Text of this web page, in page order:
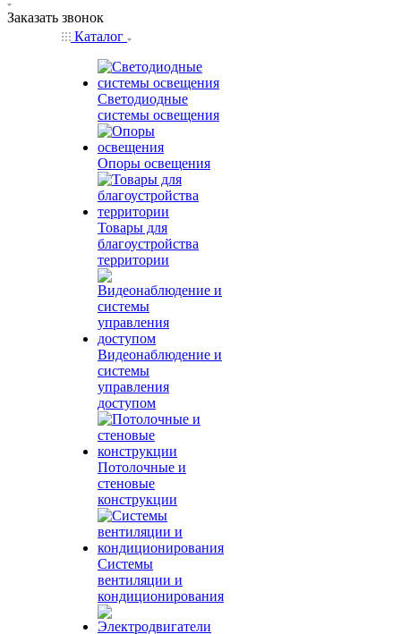
Заказать звонок
Каталог
Светодиодные
системы освещения
Опоры освещения
Товары для
благоустройства
территории
Видеонаблюдение и
системы
управления
доступом
Потолочные и
стеновые
конструкции
Системы
вентиляции и
кондиционирования